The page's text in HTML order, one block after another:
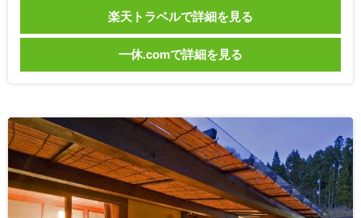
楽天トラベルで詳細を見る
一休.comで詳細を見る